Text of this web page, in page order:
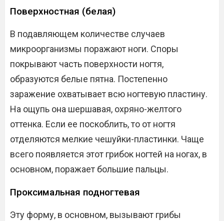
Поверхностная (белая)
В подавляющем количестве случаев
микроорганизмы поражают ноги. Споры
покрывают часть поверхности ногтя,
образуются белые пятна. Постепенно
заражение охватывает всю ногтевую пластину.
На ощупь она шершавая, охряно-желтого
оттенка. Если ее поскоблить, то от ногтя
отделяются мелкие чешуйки-пластинки. Чаще
всего появляется этот грибок ногтей на ногах, в
основном, поражает большие пальцы.
Проксимальная подногтевая
Эту форму, в основном, вызывают грибы